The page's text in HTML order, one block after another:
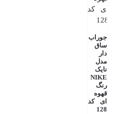
جوراب
ساق
دار
مدل
نایک
NIKE
رنگ
قهوه
ای کد
128